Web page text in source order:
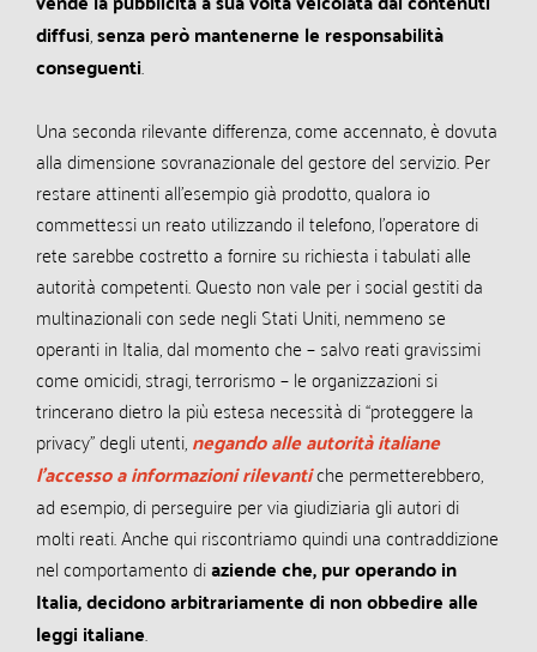
diffusi,senza però mantenerne le responsabilità
conseguenti.
Una seconda rilevante differenza, come accennato, è dovuta
alla dimensione sovranazionale del gestore del servizio. Per
restare attinenti all’esempio già prodotto, qualora io
commettessi un reato utilizzando il telefono, l’operatore di
rete sarebbe costretto a fornire su richiesta i tabulati alle
autorità competenti. Questo non vale per i social gestiti da
multinazionali con sede negli Stati Uniti, nemmeno se
operanti in Italia, dal momento che – salvo reati gravissimi
come omicidi, stragi, terrorismo – le organizzazioni si
trincerano dietro la più estesa necessità di “proteggere la
privacy” degli utenti,negando alle autorità italiane
l’accesso a informazioni rilevantiche permetterebbero,
ad esempio, di perseguire per via giudiziaria gli autori di
molti reati. Anche qui riscontriamo quindi una contraddizione
nel comportamento diaziende che, pur operando in
Italia, decidono arbitrariamente di non obbedire alle
leggi italiane.